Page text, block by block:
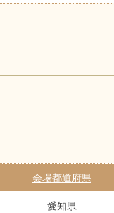
会場都道府県
愛知県